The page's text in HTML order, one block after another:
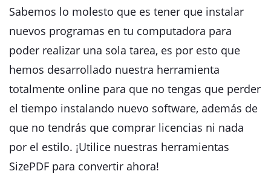
Sabemos lo molesto que es tener que instalar
nuevos programas en tu computadora para
poder realizar una sola tarea, es por esto que
hemos desarrollado nuestra herramienta
totalmente online para que no tengas que perder
el tiempo instalando nuevo software, además de
que no tendrás que comprar licencias ni nada
por el estilo. ¡Utilice nuestras herramientas
SizePDF para convertir ahora!